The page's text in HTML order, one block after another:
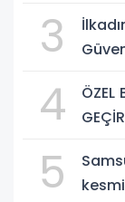
3
4
ÖZEL
5